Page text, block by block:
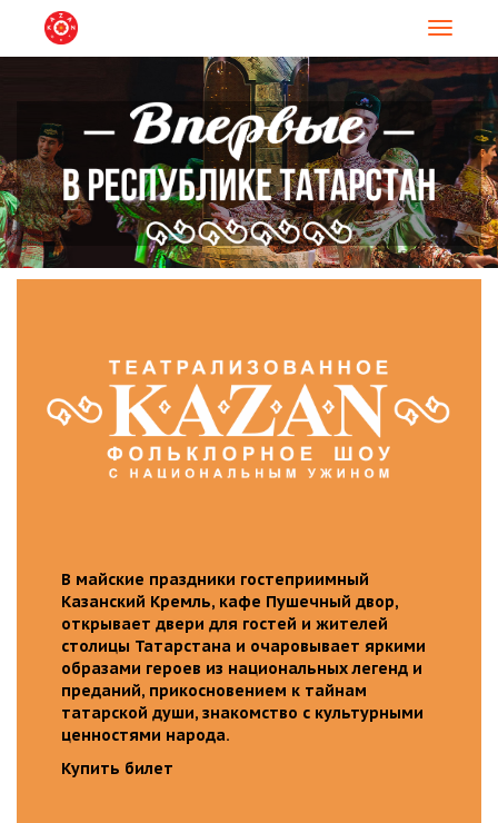
В майские праздники гостеприимный
Казанский Кремль, кафе Пушечный двор,
открывает двери для гостей и жителей
столицы Татарстана и очаровывает яркими
образами героев из национальных легенд и
преданий, прикосновением к тайнам
татарской души, знакомство с культурными
ценностями народа.
Купить билет